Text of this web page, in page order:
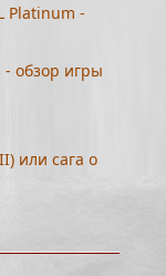
Platinum -
обзор игры
или сага о